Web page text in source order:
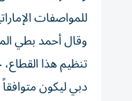
للمواصفات
وقال أحمد بطي
تنظيم هذا
دبي ليكون